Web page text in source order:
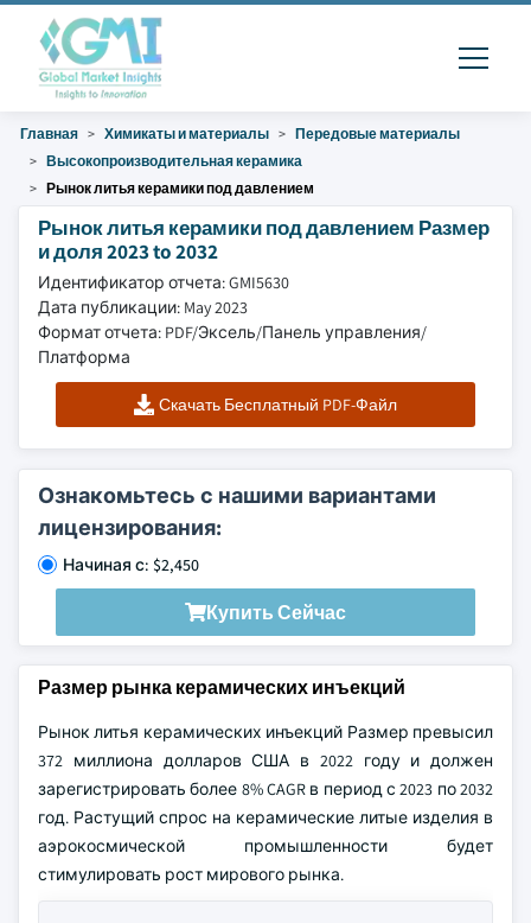
Главная Химикаты и материалы
Передовые материалы
Высокопроизводительная керамика
Рынок литья керамики под давлением
Рынок литья керамики под давлением Размер
и доля 2023 to 2032
Идентификатор отчета: GMI5630
Дата публикации: May 2023
Формат отчета: PDF/Эксель/Панель управления/
Платформа
Скачать Бесплатный PDF-Файл
Ознакомьтесь с нашими вариантами
лицензирования:
Начиная с: $2,450
Купить Сейчас
Размер рынка керамических инъекций
Рынок литья керамических инъекций Размер превысил
372 миллиона долларов США в 2022 году и должен
зарегистрировать более 8% CAGR в период с 2023 по 2032
год. Растущий спрос на керамические литые изделия в
аэрокосмической промышленности будет
стимулировать рост мирового рынка.